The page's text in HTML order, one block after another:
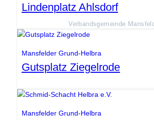
Lindenplatz Ahlsdorf
Verbandsgemeinde
Mansfelder Grund-Helbra
Gutsplatz Ziegelrode
Mansfelder Grund-Helbra